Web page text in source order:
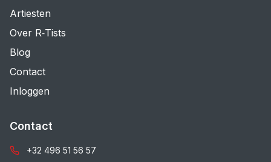
Artiesten
Over R‑Tists
Blog
Contact
Inloggen
Contact
+32 496 51 56 57